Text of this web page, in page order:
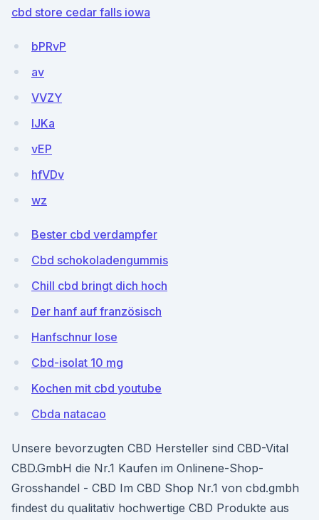
cbd store cedar falls iowa
bPRvP
av
VVZY
lJKa
vEP
hfVDv
wz
Bester cbd verdampfer
Cbd schokoladengummis
Chill cbd bringt dich hoch
Der hanf auf französisch
Hanfschnur lose
Cbd-isolat 10 mg
Kochen mit cbd youtube
Cbda natacao
Unsere bevorzugten CBD Hersteller sind CBD-Vital
CBD.GmbH die Nr.1 Kaufen im Onlinene-Shop-
Grosshandel - CBD Im CBD Shop Nr.1 von cbd.gmbh
findest du qualitativ hochwertige CBD Produkte aus